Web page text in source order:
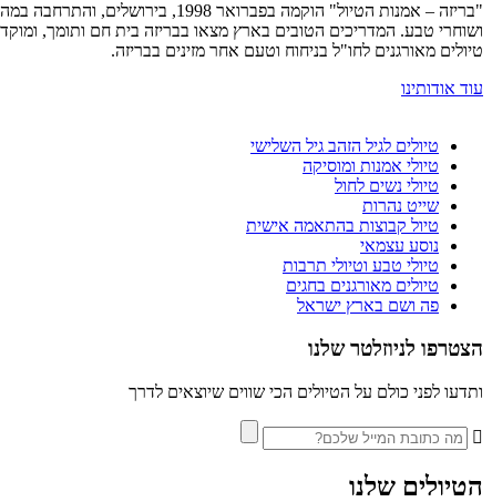
"בריזה – אמנות הטיול" הוקמה
ושוחרי טבע. המדריכים הטובים בארץ מצאו בבריזה בית חם ותומך,
טיולים מאורגנים לחו"ל בניחוח וטעם אחר מזינים בבריזה.
עוד אודותינו
טיולים לגיל הזהב גיל השלישי
טיולי אמנות ומוסיקה
טיולי נשים לחול
שייט נהרות
טיול קבוצות בהתאמה אישית
נוסע עצמאי
טיולי טבע וטיולי תרבות
טיולים מאורגנים בחגים
פה ושם בארץ ישראל
הצטרפו לניוזלטר שלנו
ותדעו לפני כולם על הטיולים הכי שווים שיוצאים לדרך
הטיולים שלנו